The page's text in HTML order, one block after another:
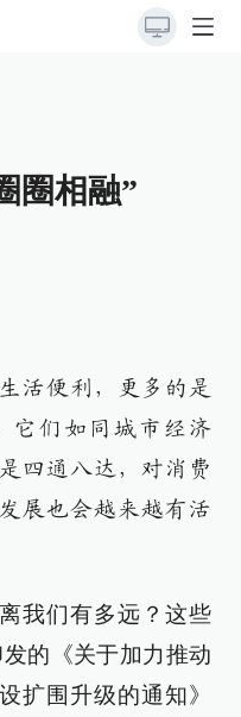
圈相融”
活便利，更多的是
它们如同城市经济
四通八达，对消费
展也会越来越有活
我们有多远？这些
的《关于加力推动
扩围升级的通知》